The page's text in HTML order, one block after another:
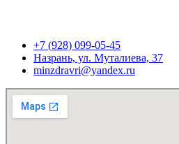
+7 (928) 099-05-45
Назрань, ул. Муталиева, 37
minzdravri@yandex.ru